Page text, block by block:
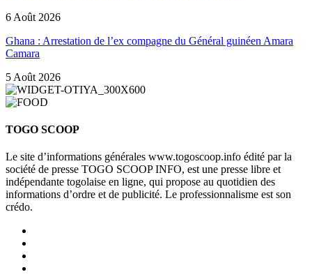
6 Août 2026
Ghana : Arrestation de l’ex compagne du Général guinéen Amara
Camara
5 Août 2026
TOGO SCOOP
Le site d’informations générales www.togoscoop.info édité par la
société de presse TOGO SCOOP INFO, est une presse libre et
indépendante togolaise en ligne, qui propose au quotidien des
informations d’ordre et de publicité. Le professionnalisme est son
crédo.